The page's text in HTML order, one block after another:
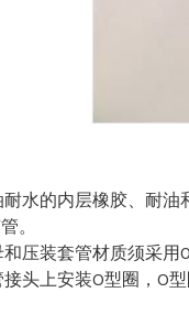
的内层橡胶、耐油和
。
装套管材质须采用
上安装O型圈，O型